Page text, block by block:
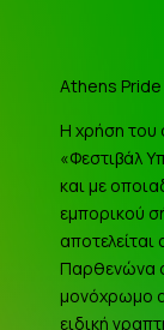
Athens Pride
Η χρήση του
«Φεστιβάλ
και με
εμπορικού
αποτελείται
Παρθενώνα
μονόχρωμο
ειδική